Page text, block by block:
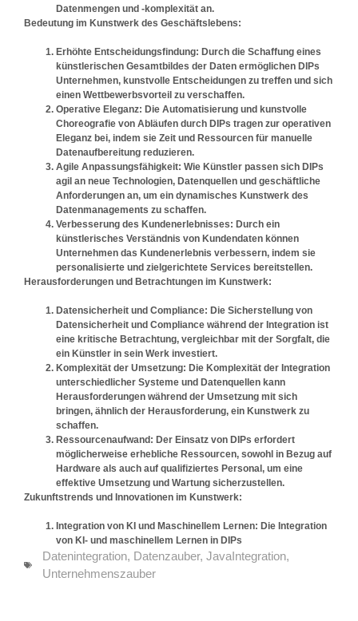
Datenmengen und -komplexität an.
Bedeutung im Kunstwerk des Geschäftslebens:
Erhöhte Entscheidungsfindung: Durch die Schaffung eines
künstlerischen Gesamtbildes der Daten ermöglichen DIPs
Unternehmen, kunstvolle Entscheidungen zu treffen und sich
einen Wettbewerbsvorteil zu verschaffen.
Operative Eleganz: Die Automatisierung und kunstvolle
Choreografie von Abläufen durch DIPs tragen zur operativen
Eleganz bei, indem sie Zeit und Ressourcen für manuelle
Datenaufbereitung reduzieren.
Agile Anpassungsfähigkeit: Wie Künstler passen sich DIPs
agil an neue Technologien, Datenquellen und geschäftliche
Anforderungen an, um ein dynamisches Kunstwerk des
Datenmanagements zu schaffen.
Verbesserung des Kundenerlebnisses: Durch ein
künstlerisches Verständnis von Kundendaten können
Unternehmen das Kundenerlebnis verbessern, indem sie
personalisierte und zielgerichtete Services bereitstellen.
Herausforderungen und Betrachtungen im Kunstwerk:
Datensicherheit und Compliance: Die Sicherstellung von
Datensicherheit und Compliance während der Integration ist
eine kritische Betrachtung, vergleichbar mit der Sorgfalt, die
ein Künstler in sein Werk investiert.
Komplexität der Umsetzung: Die Komplexität der Integration
unterschiedlicher Systeme und Datenquellen kann
Herausforderungen während der Umsetzung mit sich
bringen, ähnlich der Herausforderung, ein Kunstwerk zu
schaffen.
Ressourcenaufwand: Der Einsatz von DIPs erfordert
möglicherweise erhebliche Ressourcen, sowohl in Bezug auf
Hardware als auch auf qualifiziertes Personal, um eine
effektive Umsetzung und Wartung sicherzustellen.
Zukunftstrends und Innovationen im Kunstwerk:
Integration von KI und Maschinellem Lernen: Die Integration
von KI- und maschinellem Lernen in DIPs
Datenintegration, Datenzauber, JavaIntegration,
Unternehmenszauber